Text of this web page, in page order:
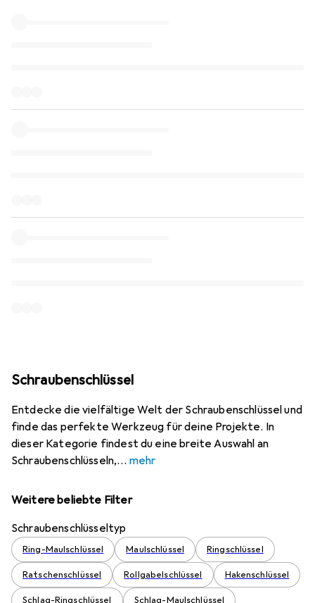
Schraubenschlüssel
Entdecke die vielfältige Welt der Schraubenschlüssel und
finde das perfekte Werkzeug für deine Projekte. In
dieser Kategorie findest du eine breite Auswahl an
Schraubenschlüsseln,
mehr
Weitere beliebte Filter
Schraubenschlüsseltyp
Ring-Maulschlüssel Maulschlüssel Ringschlüssel
Ratschenschlüssel Rollgabelschlüssel Hakenschlüssel
Schlag-Ringschlüssel Schlag-Maulschlüssel